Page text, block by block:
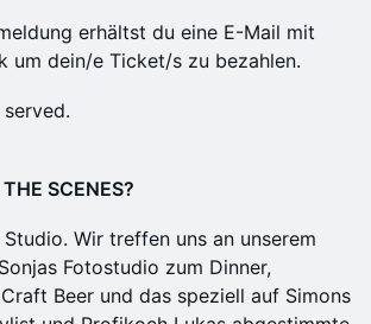
erhältst du eine E-Mail mit
um dein/e Ticket/s zu bezahlen.
SCENES?
Wir treffen uns an unserem
Fotostudio zum Dinner,
Beer und das speziell auf Simons